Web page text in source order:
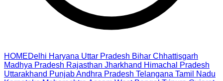
HOMEDelhi Haryana Uttar Pradesh Bihar Chhattisgarh
Madhya Pradesh Rajasthan Jharkhand Himachal Pradesh
Uttarakhand PunjabAndhra Pradesh Telangana Tamil Nadu